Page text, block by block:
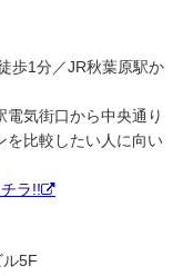
歩1分／JR秋葉原駅か
気街口から中央通り
を比較したい人に向い
ラ!!
5F